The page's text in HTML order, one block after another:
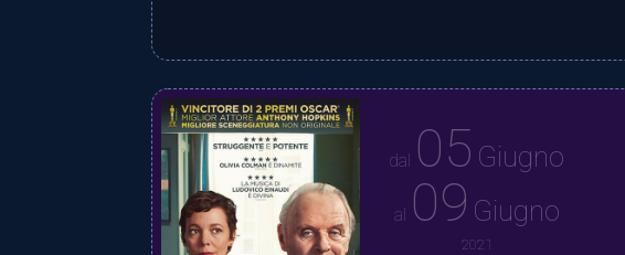
dal 05 Giugno
al 09 Giugno
2021